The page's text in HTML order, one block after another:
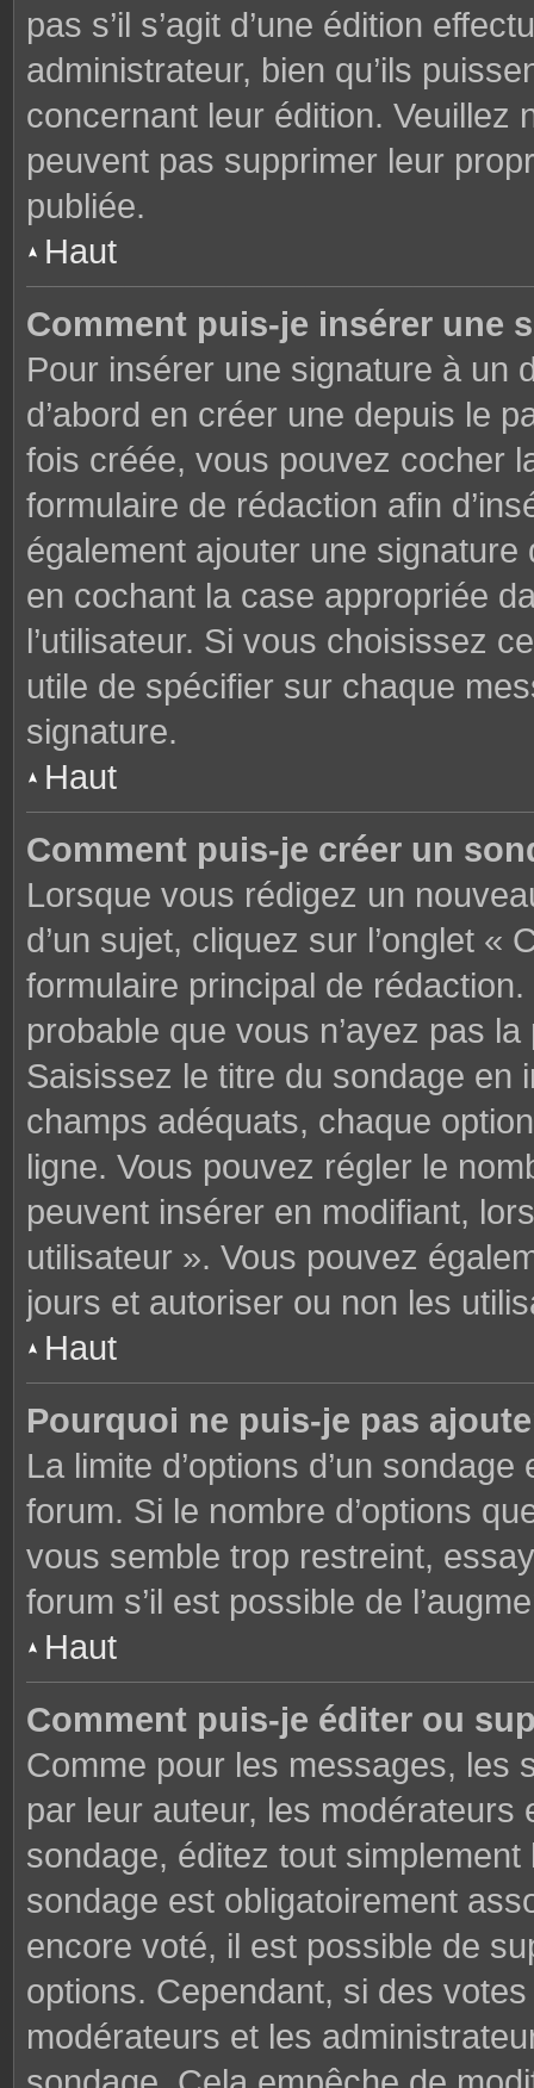
pas s’il s’agit d’une édition
administrateur, bien qu’ils
concernant leur édition. Veuillez
peuvent pas supprimer leur
publiée.
Haut
Comment puis-je insérer une
Pour insérer une signature à un
d’abord en créer une depuis le
fois créée, vous pouvez cocher
formulaire de rédaction afin
également ajouter une
en cochant la case appropriée
l’utilisateur. Si vous choisissez
utile de spécifier sur chaque
signature.
Haut
Comment puis-je créer un
Lorsque vous rédigez un
d’un sujet, cliquez sur l’onglet
formulaire principal de
probable que vous n’ayez pas
Saisissez le titre du sondage en
champs adéquats, chaque
ligne. Vous pouvez régler le
peuvent insérer en modifiant,
utilisateur ». Vous pouvez
jours et autoriser ou non les
Haut
Pourquoi ne puis-je pas
La limite d’options d’un
forum. Si le nombre d’options
vous semble trop restreint,
forum s’il est possible de
Haut
Comment puis-je éditer ou
Comme pour les messages, les
par leur auteur, les
sondage, éditez tout
sondage est obligatoirement
encore voté, il est possible de
options. Cependant, si des
modérateurs et les